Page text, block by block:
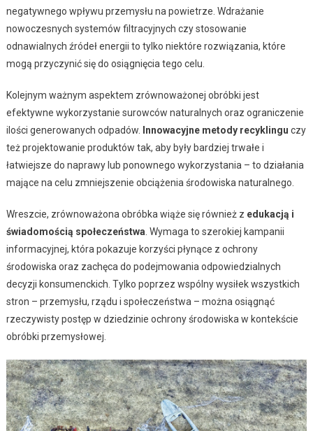
negatywnego wpływu przemysłu na powietrze. Wdrażanie
nowoczesnych systemów filtracyjnych czy stosowanie
odnawialnych źródeł energii to tylko niektóre rozwiązania, które
mogą przyczynić się do osiągnięcia tego celu.
Kolejnym ważnym aspektem zrównoważonej obróbki jest
efektywne wykorzystanie surowców naturalnych oraz ograniczenie
ilości generowanych odpadów.
Innowacyjne metody recyklingu czy
też projektowanie produktów tak, aby były bardziej trwałe i
łatwiejsze do naprawy lub ponownego wykorzystania – to działania
mające na celu zmniejszenie obciążenia środowiska naturalnego.
Wreszcie, zrównoważona obróbka wiąże się również z edukacją i
świadomością społeczeństwa . Wymaga to szerokiej kampanii
informacyjnej, która pokazuje korzyści płynące z ochrony
środowiska oraz zachęca do podejmowania odpowiedzialnych
decyzji konsumenckich. Tylko poprzez wspólny wysiłek wszystkich
stron – przemysłu, rządu i społeczeństwa – można osiągnąć
rzeczywisty postęp w dziedzinie ochrony środowiska w kontekście
obróbki przemysłowej.